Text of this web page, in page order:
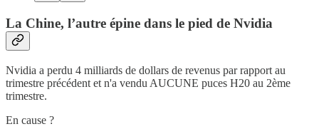
La Chine, l’autre épine dans le pied de Nvidia
Nvidia a perdu 4 milliards de dollars de revenus par rapport au
trimestre précédent et n'a vendu AUCUNE puces H20 au 2ème
trimestre.
En cause ?